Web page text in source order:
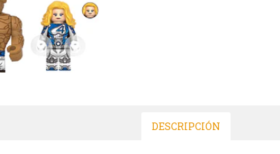
DESCRIPCIÓN